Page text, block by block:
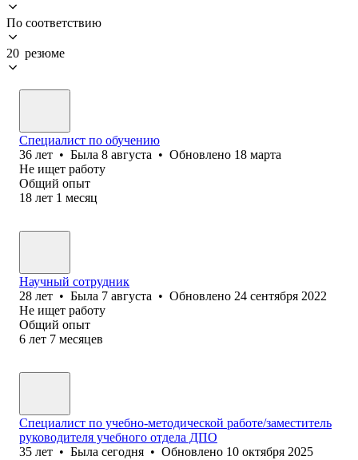
По соответствию
20 резюме
Специалист по обучению
36 лет • Была 8 августа • Обновлено 18 марта
Не ищет работу
Общий опыт
18 лет 1 месяц
Научный сотрудник
28 лет • Была 7 августа • Обновлено 24 сентября 2022
Не ищет работу
Общий опыт
6 лет 7 месяцев
Специалист по учебно-методической работе/заместитель
руководителя учебного отдела ДПО
35 лет • Была сегодня • Обновлено 10 октября 2025